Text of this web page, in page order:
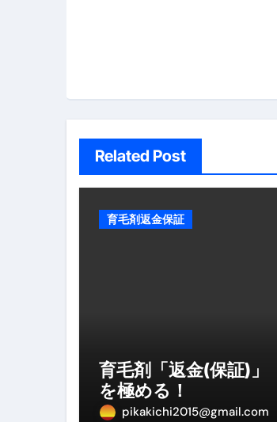
FRONTIER スー
なくす不安と消
【海外ツアー完
新春スペシャル
【ムームードメ
梅干しを毎日食
ブルーベリーを
バナナを毎日食
筋トレせずにプ
ドメイン取得か
かいまき（掻巻
ョ
Related Post
育毛剤返金保証
育毛剤「返金(保証)」
を極める！
pikakichi2015@gmail.com